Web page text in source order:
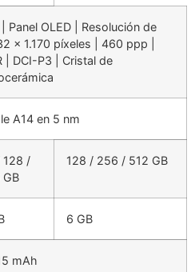
| Panel OLED | Resolución de
x 1.170 píxeles | 460 ppp |
| DCI-P3 | Cristal de
A14 en 5 nm
128 /
128 / 256 / 512 GB
6 GB
mAh